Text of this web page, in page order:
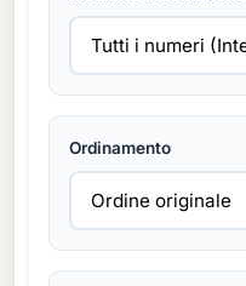
Ordinamento